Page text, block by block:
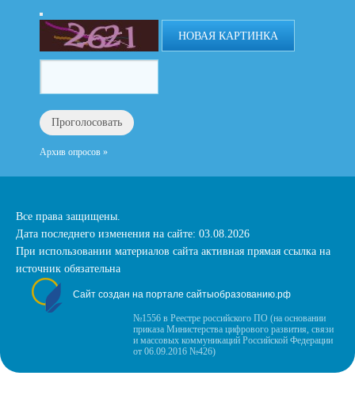
НОВАЯ КАРТИНКА
Архив опросов »
Все права защищены.
Дата последнего изменения на сайте: 03.08.2026
При использовании материалов сайта активная прямая ссылка на
источник обязательна
Сайт создан на портале сайтыобразованию.рф
№1556 в Реестре российского ПО (на основании
приказа Министерства цифрового развития, связи
и массовых коммуникаций Российской Федерации
от 06.09.2016 №426)